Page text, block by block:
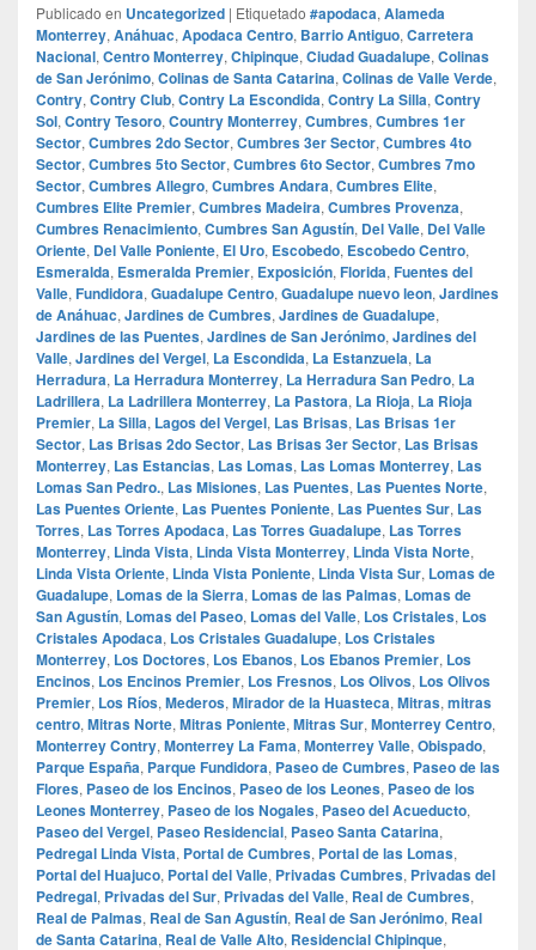
Publicado en Uncategorized | Etiquetado #apodaca, Alameda
Monterrey, Anáhuac, Apodaca Centro, Barrio Antiguo, Carretera
Nacional, Centro Monterrey, Chipinque, Ciudad Guadalupe, Colinas
de San Jerónimo, Colinas de Santa Catarina, Colinas de Valle Verde,
Contry, Contry Club, Contry La Escondida, Contry La Silla, Contry
Sol, Contry Tesoro, Country Monterrey, Cumbres, Cumbres 1er
Sector, Cumbres 2do Sector, Cumbres 3er Sector, Cumbres 4to
Sector, Cumbres 5to Sector, Cumbres 6to Sector, Cumbres 7mo
Sector, Cumbres Allegro, Cumbres Andara, Cumbres Elite,
Cumbres Elite Premier, Cumbres Madeira, Cumbres Provenza,
Cumbres Renacimiento, Cumbres San Agustín, Del Valle, Del Valle
Oriente, Del Valle Poniente, El Uro, Escobedo, Escobedo Centro,
Esmeralda, Esmeralda Premier, Exposición, Florida, Fuentes del
Valle, Fundidora, Guadalupe Centro, Guadalupe nuevo leon, Jardines
de Anáhuac, Jardines de Cumbres, Jardines de Guadalupe,
Jardines de las Puentes, Jardines de San Jerónimo, Jardines del
Valle, Jardines del Vergel, La Escondida, La Estanzuela, La
Herradura, La Herradura Monterrey, La Herradura San Pedro, La
Ladrillera, La Ladrillera Monterrey, La Pastora, La Rioja, La Rioja
Premier, La Silla, Lagos del Vergel, Las Brisas, Las Brisas 1er
Sector, Las Brisas 2do Sector, Las Brisas 3er Sector, Las Brisas
Monterrey, Las Estancias, Las Lomas, Las Lomas Monterrey, Las
Lomas San Pedro., Las Misiones, Las Puentes, Las Puentes Norte,
Las Puentes Oriente, Las Puentes Poniente, Las Puentes Sur, Las
Torres, Las Torres Apodaca, Las Torres Guadalupe, Las Torres
Monterrey, Linda Vista, Linda Vista Monterrey, Linda Vista Norte,
Linda Vista Oriente, Linda Vista Poniente, Linda Vista Sur, Lomas de
Guadalupe, Lomas de la Sierra, Lomas de las Palmas, Lomas de
San Agustín, Lomas del Paseo, Lomas del Valle, Los Cristales, Los
Cristales Apodaca, Los Cristales Guadalupe, Los Cristales
Monterrey, Los Doctores, Los Ebanos, Los Ebanos Premier, Los
Encinos, Los Encinos Premier, Los Fresnos, Los Olivos, Los Olivos
Premier, Los Ríos, Mederos, Mirador de la Huasteca, Mitras, mitras
centro, Mitras Norte, Mitras Poniente, Mitras Sur, Monterrey Centro,
Monterrey Contry, Monterrey La Fama, Monterrey Valle, Obispado,
Parque España, Parque Fundidora, Paseo de Cumbres, Paseo de las
Flores, Paseo de los Encinos, Paseo de los Leones, Paseo de los
Leones Monterrey, Paseo de los Nogales, Paseo del Acueducto,
Paseo del Vergel, Paseo Residencial, Paseo Santa Catarina,
Pedregal Linda Vista, Portal de Cumbres, Portal de las Lomas,
Portal del Huajuco, Portal del Valle, Privadas Cumbres, Privadas del
Pedregal, Privadas del Sur, Privadas del Valle, Real de Cumbres,
Real de Palmas, Real de San Agustín, Real de San Jerónimo, Real
de Santa Catarina, Real de Valle Alto, Residencial Chipinque,